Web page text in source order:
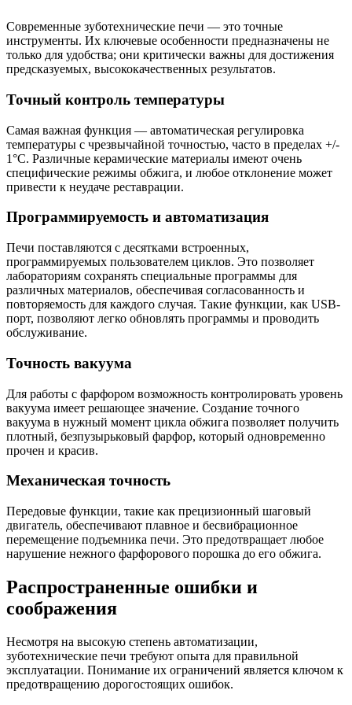
Современные зуботехнические печи — это точные
инструменты. Их ключевые особенности предназначены не
только для удобства; они критически важны для достижения
предсказуемых, высококачественных результатов.
Точный контроль температуры
Самая важная функция — автоматическая регулировка
температуры с чрезвычайной точностью, часто в пределах +/-
1°C. Различные керамические материалы имеют очень
специфические режимы обжига, и любое отклонение может
привести к неудаче реставрации.
Программируемость и автоматизация
Печи поставляются с десятками встроенных,
программируемых пользователем циклов. Это позволяет
лабораториям сохранять специальные программы для
различных материалов, обеспечивая согласованность и
повторяемость для каждого случая. Такие функции, как USB-
порт, позволяют легко обновлять программы и проводить
обслуживание.
Точность вакуума
Для работы с фарфором возможность контролировать уровень
вакуума имеет решающее значение. Создание точного
вакуума в нужный момент цикла обжига позволяет получить
плотный, безпузырьковый фарфор, который одновременно
прочен и красив.
Механическая точность
Передовые функции, такие как прецизионный шаговый
двигатель, обеспечивают плавное и бесвибрационное
перемещение подъемника печи. Это предотвращает любое
нарушение нежного фарфорового порошка до его обжига.
Распространенные ошибки и
соображения
Несмотря на высокую степень автоматизации,
зуботехнические печи требуют опыта для правильной
эксплуатации. Понимание их ограничений является ключом к
предотвращению дорогостоящих ошибок.